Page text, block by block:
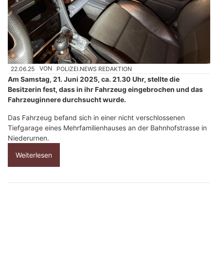
22.06.25 VON POLIZEI.NEWS REDAKTION
Am Samstag, 21. Juni 2025, ca. 21.30 Uhr, stellte die
Besitzerin fest, dass in ihr Fahrzeug eingebrochen und das
Fahrzeuginnere durchsucht wurde.
Das Fahrzeug befand sich in einer nicht verschlossenen
Tiefgarage eines Mehrfamilienhauses an der Bahnhofstrasse in
Niederurnen.
Weiterlesen